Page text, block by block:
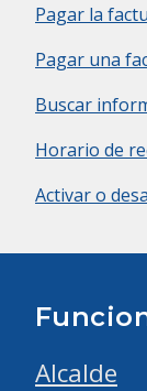
Pagar la
Pagar una
Buscar
Horario de
Activar o
Alcalde